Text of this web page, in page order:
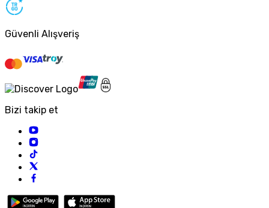
Güvenli Alışveriş
Bizi takip et